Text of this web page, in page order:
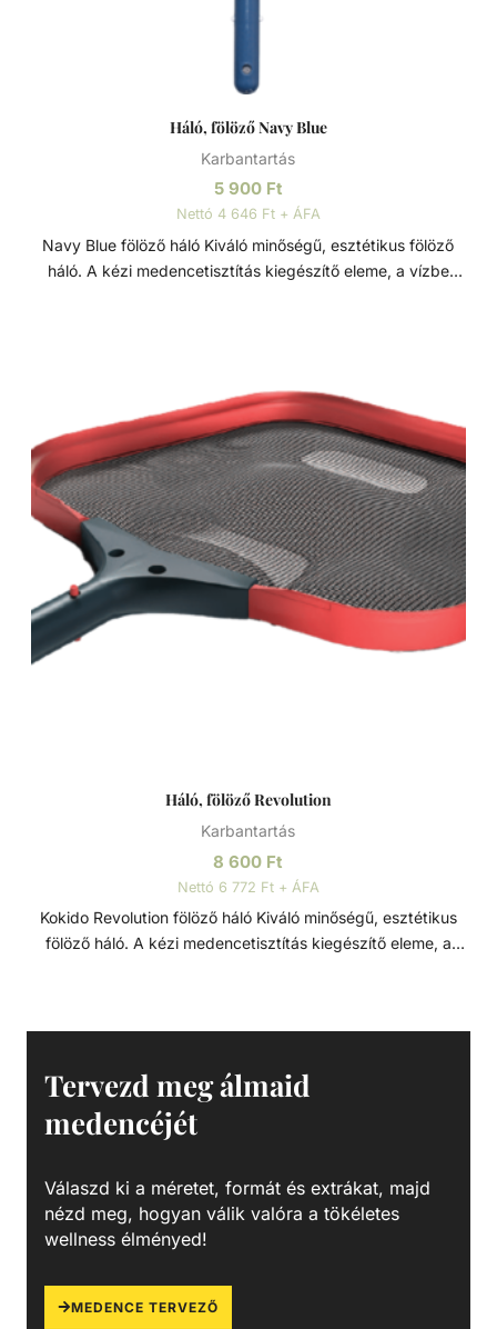
Háló, fölöző Navy Blue
Karbantartás
5 900 Ft
Nettó 4 646 Ft + ÁFA
Navy Blue fölöző háló Kiváló minőségű, esztétikus fölöző
háló. A kézi medencetisztítás kiegészítő eleme, a vízbe
fogantyúval és tartós hálóval. Könnyen rögzíthető
kialakításának köszönhetően bármilyen szabványos
teleszkópos rúdhoz illeszkedik.
Háló, fölöző Revolution
Karbantartás
8 600 Ft
Nettó 6 772 Ft + ÁFA
Kokido Revolution fölöző háló Kiváló minőségű, esztétikus
fölöző háló. A kézi medencetisztítás kiegészítő eleme, a
fogantyúval és tartós hálóval. Könnyen rögzíthető
kialakításának köszönhetően bármilyen szabványos
teleszkópos rúdhoz illeszkedik.
Tervezd meg álmaid
medencéjét
Válaszd ki a méretet, formát és extrákat, majd
nézd meg, hogyan válik valóra a tökéletes
wellness élményed!
MEDENCE TERVEZŐ